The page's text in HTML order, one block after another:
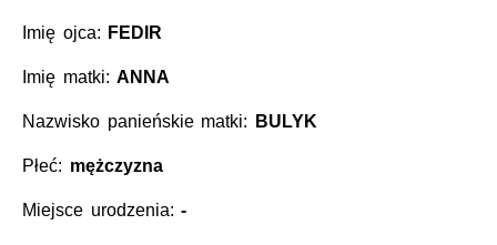
Imię ojca: FEDIR
Imię matki:ANNA
Nazwisko panieńskie matki: BULYK
Płeć: mężczyzna
Miejsce urodzenia:-